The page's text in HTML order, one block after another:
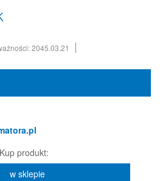
2045.03.21
Kup produkt:
w sklepie